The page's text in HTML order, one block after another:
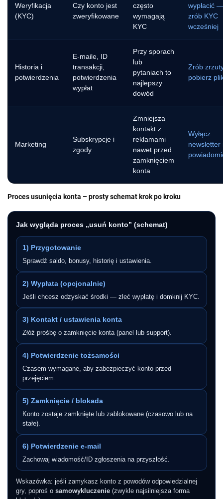
Weryfikacja
(KYC)
Czy konto jest
zweryfikowane
często
wymagają
KYC
wypłacić —
zrób KYC
wcześniej
Historia i
potwierdzenia
E-maile, ID
transakcji,
potwierdzenia
wypłat
Przy sporach
lub
pytaniach to
najlepszy
dowód
Zrób
pobierz
Marketing
Subskrypcje i
zgody
Zmniejsza
kontakt z
reklamami
nawet przed
zamknięciem
konta
Wyłącz
newsletter
Proces usunięcia konta – prosty schemat krok po kroku
Jak wygląda proces „usuń konto” (schemat)
1) Przygotowanie
Sprawdź saldo, bonusy, historię i ustawienia.
2) Wypłata (opcjonalnie)
Jeśli chcesz odzyskać środki — zleć wypłatę i domknij KYC.
3) Kontakt / ustawienia konta
Złóż prośbę o zamknięcie konta (panel lub support).
4) Potwierdzenie tożsamości
Czasem wymagane, aby zabezpieczyć konto przed
przejęciem.
5) Zamknięcie / blokada
Konto zostaje zamknięte lub zablokowane (czasowo lub na
stałe).
6) Potwierdzenie e-mail
Zachowaj wiadomość/ID zgłoszenia na przyszłość.
Wskazówka: jeśli zamykasz konto z powodów odpowiedzialnej
gry, poproś o samowykluczenie (zwykle najsilniejsza forma